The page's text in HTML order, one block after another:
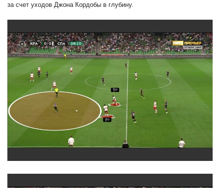
за счет уходов Джона Кордобы в глубину.